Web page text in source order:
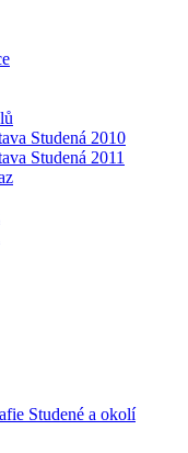
Studená 2010
Studená 2011
Studené a okolí